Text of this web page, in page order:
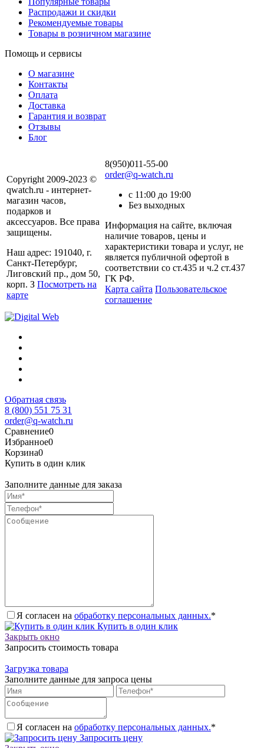
Распродажи и скидки
Рекомендуемые товары
Товары в розничном магазине
Помощь и сервисы
О магазине
Контакты
Оплата
Доставка
Гарантия и возврат
Отзывы
Блог
Copyright 2009-2023 ©
qwatch.ru - интернет-
магазин часов,
подарков и
аксессуаров. Все права
защищены.
Наш адрес: 191040, г.
Санкт-Петербург,
Лиговский пр., дом 50,
корп. З Посмотреть на
карте
8(950)011-55-00
order@q-watch.ru
с 11:00 до 19:00
Без выходных
Информация на сайте, включая
наличие товаров, цены и
характеристики товара и услуг, не
является публичной офертой в
соответствии со ст.435 и ч.2 ст.437
ГК РФ.
Карта сайта Пользовательское
соглашение
Обратная связь
8 (800) 551 75 31
order@q-watch.ru
Сравнение0
Избранное0
Корзина0
Купить в один клик
Заполните данные для заказа
Я согласен на обработку персональных данных.*
Купить в один клик
Закрыть окно
Запросить стоимость товара
Загрузка товара
Заполните данные для запроса цены
Я согласен на обработку персональных данных.*
Запросить цену